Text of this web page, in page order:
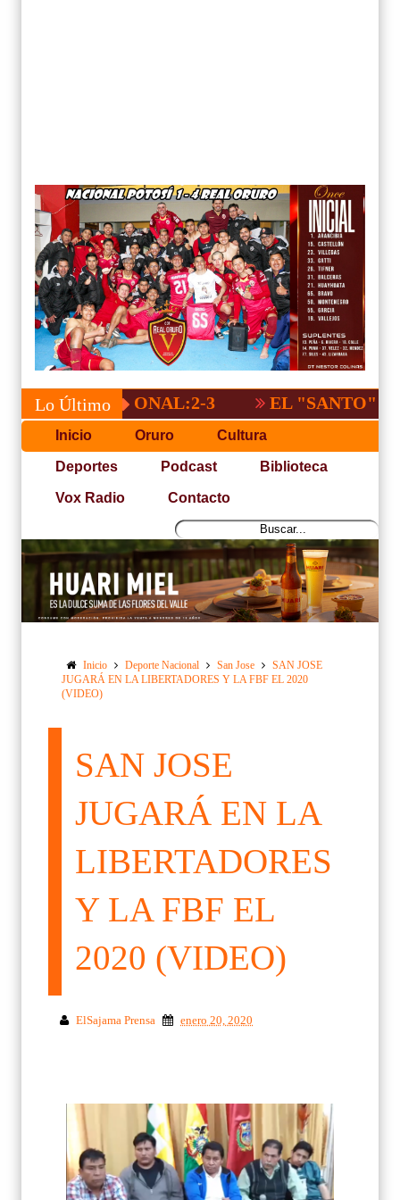
Lo Último
NACIONAL:2-3 EL "SANTO" DE CBBA,
Inicio Oruro Cultura
Deportes Podcast Biblioteca
Vox Radio Contacto
Inicio Deporte Nacional San Jose
SAN JOSE
JUGARÁ EN LA LIBERTADORES Y LA FBF EL 2020
(VIDEO)
SAN JOSE
JUGARÁ EN LA
LIBERTADORES
Y LA FBF EL
2020 (VIDEO)
ElSajama Prensa enero 20, 2020